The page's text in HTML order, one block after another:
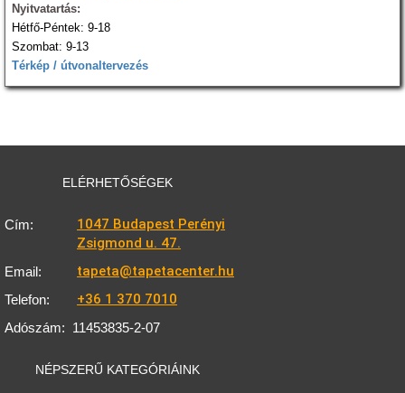
Nyitvatartás:
Hétfő-Péntek: 9-18
Szombat: 9-13
Térkép / útvonaltervezés
ELÉRHETŐSÉGEK
Cím:
1047 Budapest Perényi
Zsigmond u. 47.
Email: tapeta@tapetacenter.hu
Telefon: +36 1 370 7010
Adószám: 11453835-2-07
NÉPSZERŰ KATEGÓRIÁINK